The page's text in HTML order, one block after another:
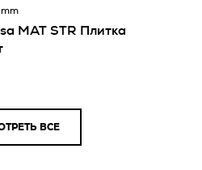
MAT STR Плитка
ВСЕ